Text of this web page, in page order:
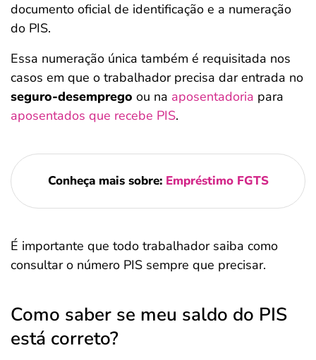
documento oficial de identificação e a numeração
do PIS.
Essa numeração única também é requisitada nos
casos em que o trabalhador precisa dar entrada no
seguro-desemprego ou na aposentadoria para
aposentados que recebe PIS.
Conheça mais sobre: Empréstimo FGTS
É importante que todo trabalhador saiba como
consultar o número PIS sempre que precisar.
Como saber se meu saldo do PIS
está correto?